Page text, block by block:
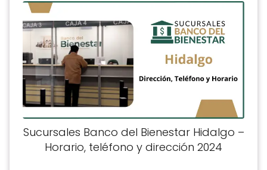
Sucursales Banco del Bienestar Hidalgo –
Horario, teléfono y dirección 2024